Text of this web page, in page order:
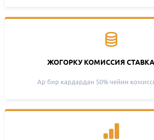
ЖОГОРКУ КОМИССИЯ
Ар бир кардардан 50% чейин